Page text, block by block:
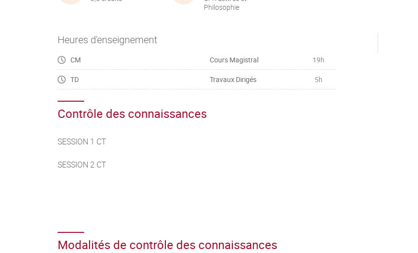
Philosophie
Heures d'enseignement
CM Cours Magistral 19h
TD Travaux Dirigés 5h
Contrôle des connaissances
SESSION 1 CT
SESSION 2 CT
Modalités de contrôle des connaissances